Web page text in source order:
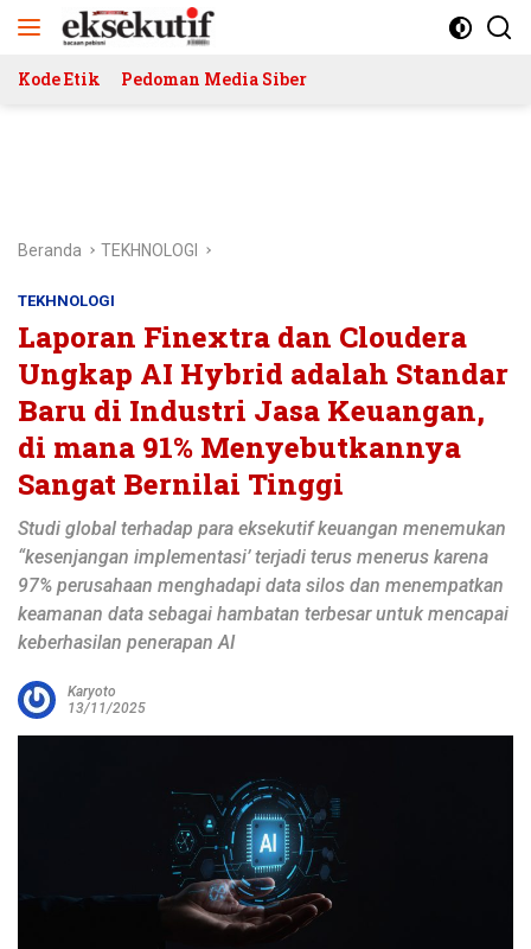
Kode Etik Pedoman Media Siber
Beranda TEKHNOLOGI
TEKHNOLOGI
Laporan Finextra dan Cloudera
Ungkap AI Hybrid adalah Standar
Baru di Industri Jasa Keuangan,
di mana 91% Menyebutkannya
Sangat Bernilai Tinggi
Studi global terhadap para eksekutif keuangan menemukan
“kesenjangan implementasi’ terjadi terus menerus karena
97% perusahaan menghadapi data silos dan menempatkan
keamanan data sebagai hambatan terbesar untuk mencapai
keberhasilan penerapan AI
Karyoto
13/11/2025